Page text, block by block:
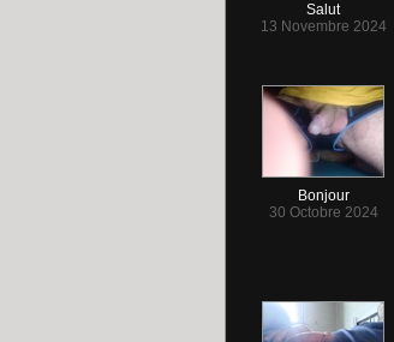
Salut
13 Novembre 2024
Bonjour
30 Octobre 2024